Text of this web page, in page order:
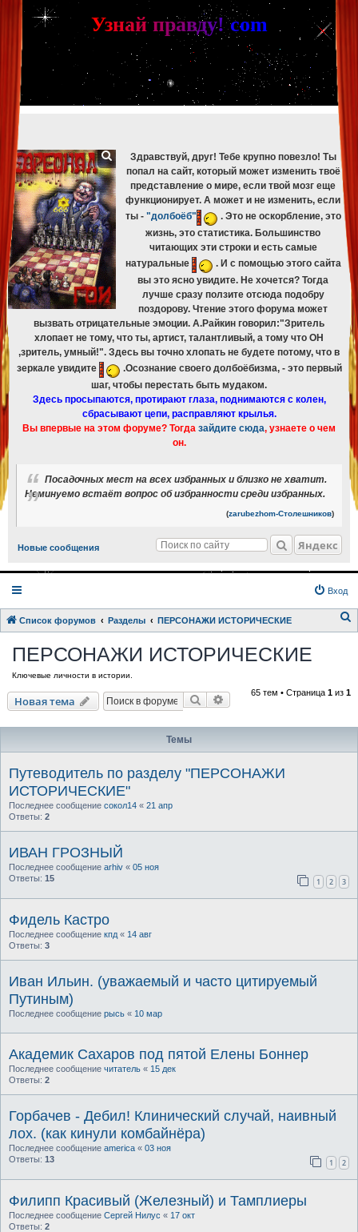
[phpBB Debug] PHP Warning : in file [ROOT]/phpbb/db/driver/mysqli.php
mysqli_fetch_assoc(): Couldn't fetch mysqli_result
[phpBB Debug] PHP Warning: in file[ROOT]/phpbb/db/driver/mysqli.php 329
mysqli_free_result(): Couldn't fetch mysqli_result
[phpBB Debug] PHP Warning
[ROOT]/phpbb/db/driver/mysqli.php on line 265
mysqli_fetch_assoc(): Couldn't fetch mysqli_result
[phpBB Debug] PHP Warning
: in file [ROOT]/phpbb/db/driver/mysqli.php on line329
mysqli_free_result(): Couldn't fetch mysqli_result
[phpBB Debug] PHP Warning: in file [ROOT]/phpbb/db/driver/mysqli.php on line 265
mysqli_fetch_assoc(): Couldn't fetch mysqli_result
[phpBB Debug] PHP Warning
[ROOT]/phpbb/db/driver/mysqli.php on line329:
mysqli_free_result(): Couldn't fetch mysqli_result
Узнай правду! com
Здравствуй, друг! Тебе крупно повезло! Ты
попал на сайт, который может изменить твоё
представление о мире, если твой мозг еще
функционирует. А может и не изменить, если
ты - "долбоёб"
. Это не оскорбление, это
жизнь, это статистика. Большинство
читающих эти строки и есть самые
натуральные
. И с помощью этого сайта
вы это ясно увидите. Не хочется? Тогда
лучше сразу ползите отсюда подобру
поздорову. Чтение этого форума может
вызвать отрицательные эмоции. А.Райкин говорил:"Зритель
хлопает не тому, что ты, артист, талантливый, а тому что ОН
,зритель, умный!". Здесь вы точно хлопать не будете потому, что в
зеркале увидите
.Осознание своего долбоёбизма, - это первый
шаг, чтобы перестать быть мудаком.
Здесь просыпаются, протирают глаза, поднимаются с колен,
сбрасывают цепи, расправляют крылья.
Вы впервые на этом форуме? Тогда зайдите сюда, узнаете о чем
он.
Посадочных мест на всех избранных и близко не хватит.
Неминуемо встаёт вопрос об избранности среди избранных.
(zarubezhom-Столешников)
Новые сообщения Яндекс
Вход
Список форумов Разделы ПЕРСОНАЖИ ИСТОРИЧЕСКИЕ
ПЕРСОНАЖИ ИСТОРИЧЕСКИЕ
Ключевые личности в истории.
Новая тема Поиск Расширенный поиск
65 тем • Страница 1 из 1
Темы
Путеводитель по разделу "ПЕРСОНАЖИ
ИСТОРИЧЕСКИЕ"
Последнее сообщение сокол14 « 21 апр
Ответы: 2
ИВАН ГРОЗНЫЙ
Последнее сообщение arhiv « 05 ноя
Ответы: 15 1 2 3
Фидель Кастро
Последнее сообщение кпд « 14 авг
Ответы: 3
Иван Ильин. (уважаемый и часто цитируемый
Путиным)
Последнее сообщение рысь « 10 мар
Академик Сахаров под пятой Елены Боннер
Последнее сообщение читатель « 15 дек
Ответы: 2
Горбачев - Дебил! Клинический случай, наивный
лох. (как кинули комбайнёра)
Последнее сообщение america « 03 ноя
Ответы: 13 1 2
Филипп Красивый (Железный) и Тамплиеры
Последнее сообщение Сергей Нилус « 17 окт
Ответы: 2